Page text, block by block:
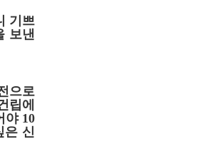
기쁘
보낸
으로
립에
야10
은 신